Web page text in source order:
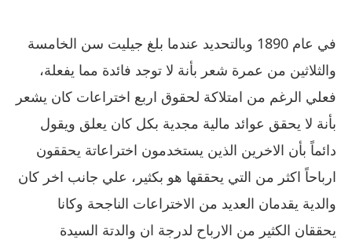
في عام 1890 وبالتحديد عندما بلغ جيليت سن الخامسة
والثلاثين من عمرة شعر بأنة لا توجد فائدة مما يفعلة،
فعلي الرغم من امتلاكة لحقوق اربع اختراعات كان يشعر
بأنة لا يحقق عوائد مالية مجدية بكل كان يعلق ويقول
دائماً بأن الاخرين الذين يستخدمون اختراعاتة يحققون
ارباحاً اكثر من التي يحققها هو بكثير، علي جانب اخر كان
والدية يقدمان العديد من الاختراعات الناجحة وكانا
يحققان الكثير من الارباح لدرجة ان والدتة السيدة